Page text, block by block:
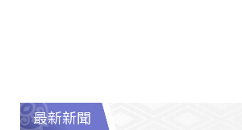
最新新聞